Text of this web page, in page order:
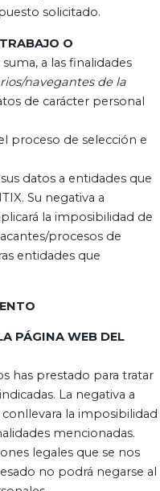
solicitado.
O
suma, a las finalidades
navegantes de la
de carácter personal
proceso de selección e
datos a entidades que
Su negativa a
la imposibilidad de
procesos de
entidades que
PÁGINA WEB DEL
has prestado para tratar
La negativa a
la imposibilidad
mencionadas.
legales que se nos
no podrá negarse al